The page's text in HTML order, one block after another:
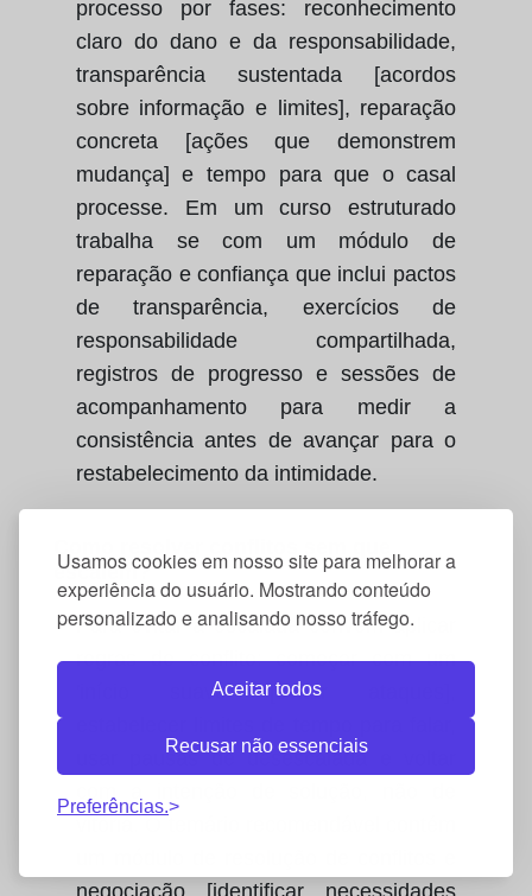
Usamos cookies em nosso site para melhorar a
experiência do usuário. Mostrando conteúdo
personalizado e analisando nosso tráfego.
Aceitar todos
Recusar não essenciais
Preferências.
processo por fases: reconhecimento
claro do dano e da responsabilidade,
transparência sustentada [acordos
sobre informação e limites], reparação
concreta [ações que demonstrem
mudança] e tempo para que o casal
processe. Em um curso estruturado
trabalha se com um módulo de
reparação e confiança que inclui pactos
de transparência, exercícios de
responsabilidade compartilhada,
registros de progresso e sessões de
acompanhamento para medir a
consistência antes de avançar para o
restabelecimento da intimidade.
escalem?
Para evitar a escalada convém aplicar
regras de conflito: começar com um
'início suave' [evitar ataques],
usar pausas de desescalada e voltar
negociação [identificar necessidades